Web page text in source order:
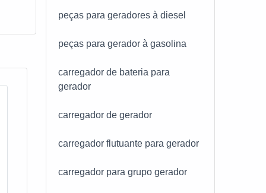
de
C.
peças para geradores à diesel
peças para gerador à gasolina
carregador de bateria para
gerador
carregador de gerador
carregador flutuante para gerador
carregador para grupo gerador